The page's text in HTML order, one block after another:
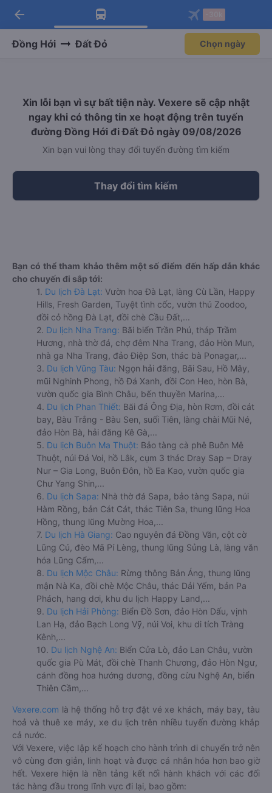
Tải app Vexere ngay!
Nhận ưu đãi thành viên độc
Mở app
Tải app Vexere
-30k/ghế khi đặt vé máy bay qua
Mở app
arrow_back
Đồng Hới Đất Đỏ Chọn ngày
Xin lỗi bạn vì sự bất tiện này. Vexere sẽ cập nhật
ngay khi có thông tin xe hoạt động trên tuyến
đường Đồng Hới đi Đất Đỏ ngày 09/08/2026
Xin bạn vui lòng thay đổi tuyến đường tìm kiếm
Thay đổi tìm kiếm
Bạn có thể tham khảo thêm một số điểm đến hấp dẫn khác
cho chuyến đi sắp tới:
1. Du lịch Đà Lạt: Vườn hoa Đà Lạt, làng Cù Lần, Happy
Hills, Fresh Garden, Tuyệt tình cốc, vườn thú Zoodoo,
đồi cỏ hồng Đà Lạt, đồi chè Cầu Đất,...
2. Du lịch Nha Trang: Bãi biển Trần Phú, tháp Trầm
Hương, nhà thờ đá, chợ đêm Nha Trang, đảo Hòn Mun,
nhà ga Nha Trang, đảo Điệp Sơn, thác bà Ponagar,...
3. Du lịch Vũng Tàu: Ngọn hải đăng, Bãi Sau, Hồ Mây,
mũi Nghinh Phong, hồ Đá Xanh, đồi Con Heo, hòn Bà,
vườn quốc gia Bình Châu, bến thuyền Marina,...
4. Du lịch Phan Thiết: Bãi đá Ông Địa, hòn Rơm, đồi cát
bay, Bàu Trắng - Bàu Sen, suối Tiên, làng chài Mũi Né,
đảo Hòn Bà, hải đăng Kê Gà,...
5. Du lịch Buôn Ma Thuột: Bảo tàng cà phê Buôn Mê
Thuột, núi Đá Voi, hồ Lắk, cụm 3 thác Dray Sap – Dray
Nur – Gia Long, Buôn Đôn, hồ Ea Kao, vườn quốc gia
Chư Yang Shin,...
6. Du lịch Sapa: Nhà thờ đá Sapa, bảo tàng Sapa, núi
Hàm Rồng, bản Cát Cát, thác Tiên Sa, thung lũng Hoa
Hồng, thung lũng Mường Hoa,...
7. Du lịch Hà Giang: Cao nguyên đá Đồng Văn, cột cờ
Lũng Cú, đèo Mã Pí Lèng, thung lũng Sủng Là, làng văn
hóa Lũng Cẩm,...
8. Du lịch Mộc Châu: Rừng thông Bản Áng, thung lũng
mận Nà Ka, đồi chè Mộc Châu, thác Dải Yếm, bản Pa
Phách, hang dơi, khu du lịch Happy Land,...
9. Du lịch Hải Phòng: Biển Đồ Sơn, đảo Hòn Dấu, vịnh
Lan Hạ, đảo Bạch Long Vỹ, núi Voi, khu di tích Tràng
Kênh,...
10. Du lịch Nghệ An: Biển Cửa Lò, đảo Lan Châu, vườn
quốc gia Pù Mát, đồi chè Thanh Chương, đảo Hòn Ngư,
cánh đồng hoa hướng dương, đồng cừu Nghệ An, biển
Thiên Cầm,...
Vexere.com là hệ thống hỗ trợ đặt vé xe khách, máy bay, tàu
hoả và thuê xe máy, xe du lịch trên nhiều tuyến đường khắp
cả nước.
Với Vexere, việc lập kế hoạch cho hành trình di chuyển trở nên
vô cùng đơn giản, linh hoạt và được cá nhân hóa hơn bao giờ
hết. Vexere hiện là nền tảng kết nối hành khách với các đối
tác hàng đầu trong lĩnh vực đi lại, bao gồm: